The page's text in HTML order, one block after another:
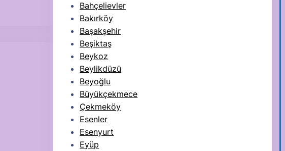
Bahçelievler
Bakırköy
Başakşehir
Beşiktaş
Beykoz
Beylikdüzü
Beyoğlu
Büyükçekmece
Çekmeköy
Esenler
Esenyurt
Eyüp